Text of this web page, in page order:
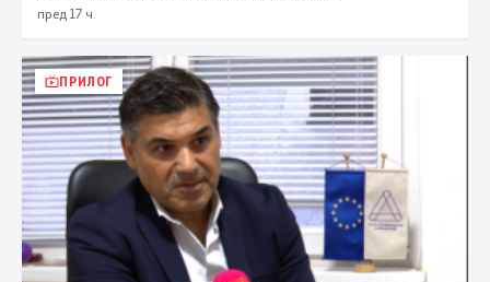
пред 17 ч.
ПРИЛОГ